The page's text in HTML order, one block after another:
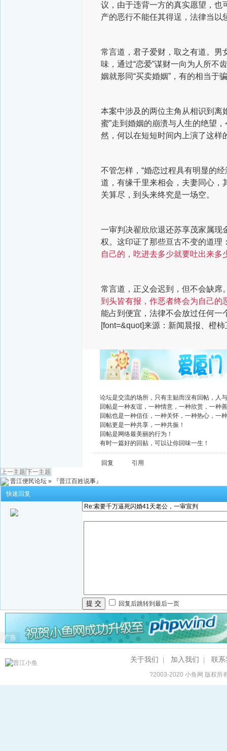
议，由于违背一方的真实愿望，也
产的恶行不能任其得逞，法律当以
常言道，君子爱财，取之有道。男
味，通过“恋爱”谋财一向为人所不
姻就形同“买卖婚姻”，有的相当于
本案中涉及的两位主角从相识到离
蜜”走到婚姻的崩溃与人生的绝望
然，何以在短短时间内上演了这样
不管怎样，“婚恋过程具有明显的
道，有缘千里来相会，夫妻同心，
关算尽，到头来终究是一场空。
一审判决翟欣欣退还苏享茂家属现
权。这印证了那些亘古不变的道理
自己的，吃进去多少就要吐出来多
常言道，正义会迟到，但不会缺席
到头皆有报，作恶者终会为自己的
能占到便宜，法律不会放过任何一
[font=&quot]来源：新闻晨报、橙
广告
论坛是交流的场所，只有主贴而没有回帖，人
回帖是一种友谊，一种情意，一种欣赏，一种
回帖也是一种信任，一种关怀，一种热心，一
回帖更是一种共享，一种共振！
回帖是网络最美丽的行为！
有时一篇好的回贴，可以让你回味一生！
回复
引用
上一主题 下一主题
晋江便民论坛 »
『晋江百姓说事』
快速回复
提 交 回复后跳转到最后一页
广告
关于我们 加入我们 联系
?2003-2020小鱼网 版权所